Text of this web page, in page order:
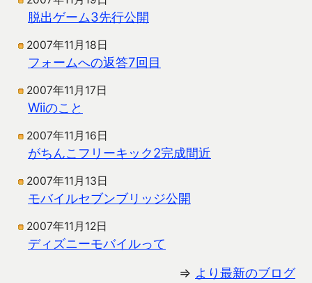
脱出ゲーム3先行公開
2007年11月18日
フォームへの返答7回目
2007年11月17日
Wiiのこと
2007年11月16日
がちんこフリーキック2完成間近
2007年11月13日
モバイルセブンブリッジ公開
2007年11月12日
ディズニーモバイルって
⇒ より最新のブログ